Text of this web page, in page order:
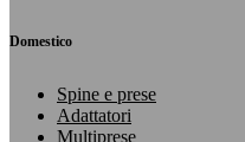
Domestico
Spine e prese
Adattatori
Multiprese